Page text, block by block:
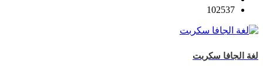
102537
لغة الجافا سكربت